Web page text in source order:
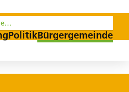
PolitikBürgergemeinde